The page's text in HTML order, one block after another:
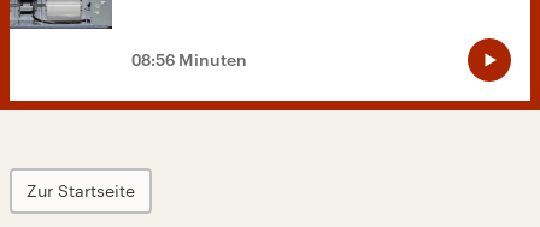
08:56 Minuten
Zur Startseite